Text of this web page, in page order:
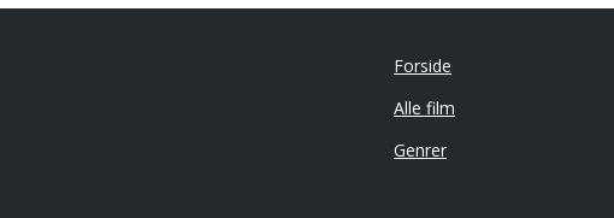
Forside
Alle film
Genrer